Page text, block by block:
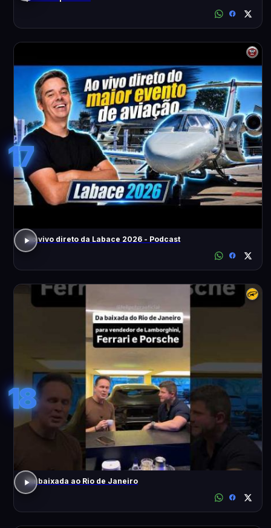
17
Ao vivo direto da Labace 2026 - Podcast
18
Da baixada ao Rio de Janeiro